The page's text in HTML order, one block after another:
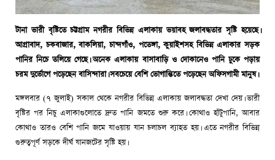
টানা ভারী বৃষ্টিতে চট্টগ্রাম নগরীর বিভিন্ন এলাকায় ভয়াবহ জলাবদ্ধতার সৃষ্টি হয়েছে।
আগ্রাবাদ, চকবাজার, বাকলিয়া, চান্দগাঁও, পতেঙ্গা, কুয়াইশসহ বিভিন্ন এলাকার সড়ক
পানির নিচে তলিয়ে গেছে। অনেক এলাকায় বাসাবাড়ি ও দোকানেও পানি ঢুকে পড়ায়
চরম দুর্ভোগে পড়েছেন বাসিন্দারা। সবচেয়ে বেশি ভোগান্তিতে পড়েছেন অফিসগামী মানুষ।
মঙ্গলবার (৭ জুলাই) সকাল থেকে নগরীর বিভিন্ন এলাকায় জলাবদ্ধতা দেখা দেয়। ভারী
বৃষ্টির পর নিচু এলাকাগুলোতে দ্রুত পানি জমতে শুরু করে। কোথাও হাঁটুপানি, আবার
কোথাও তারও বেশি পানি জমে যাওয়ায় যান চলাচল ব্যাহত হয়। এতে নগরীর বিভিন্ন
গুরুত্বপূর্ণ সড়কে দীর্ঘ যানজটের সৃষ্টি হয়।